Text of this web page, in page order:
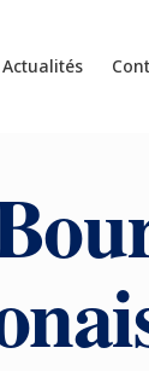
Actualités